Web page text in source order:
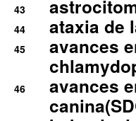
43
44 ataxia de
45
avances
46
avances